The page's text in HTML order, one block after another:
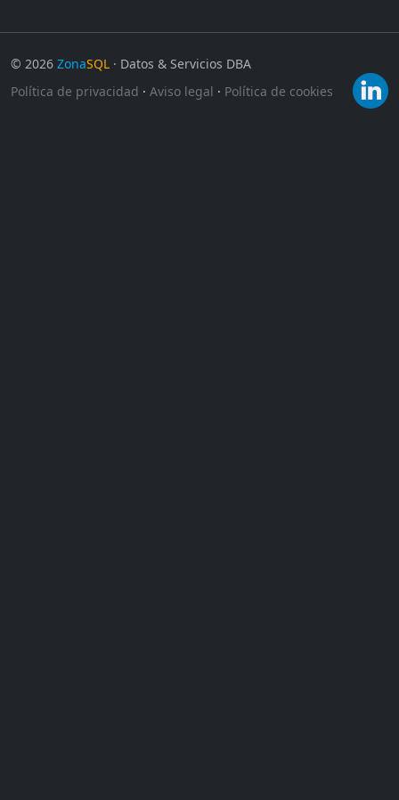
© 2026 ZonaSQL · Datos & Servicios DBA
Política de privacidad · Aviso legal · Política de cookies